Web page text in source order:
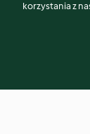
korzystania z